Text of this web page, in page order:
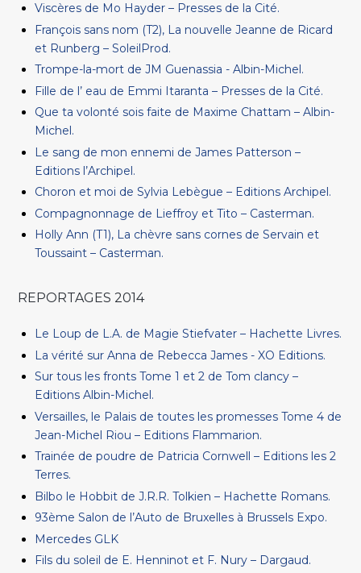
Viscères de Mo Hayder – Presses de la Cité.
François sans nom (T2), La nouvelle Jeanne de Ricard
et Runberg – SoleilProd.
Trompe-la-mort de JM Guenassia - Albin-Michel.
Fille de l’ eau de Emmi Itaranta – Presses de la Cité.
Que ta volonté sois faite de Maxime Chattam – Albin-
Michel.
Le sang de mon ennemi de James Patterson –
Editions l’Archipel.
Choron et moi de Sylvia Lebègue – Editions Archipel.
Compagnonnage de Lieffroy et Tito – Casterman.
Holly Ann (T1), La chèvre sans cornes de Servain et
Toussaint – Casterman.
REPORTAGES 2014
Le Loup de L.A. de Magie Stiefvater – Hachette Livres.
La vérité sur Anna de Rebecca James - XO Editions.
Sur tous les fronts Tome 1 et 2 de Tom clancy –
Editions Albin-Michel.
Versailles, le Palais de toutes les promesses Tome 4 de
Jean-Michel Riou – Editions Flammarion.
Trainée de poudre de Patricia Cornwell – Editions les 2
Terres.
Bilbo le Hobbit de J.R.R. Tolkien – Hachette Romans.
93ème Salon de l’Auto de Bruxelles à Brussels Expo.
Mercedes GLK
Fils du soleil de E. Henninot et F. Nury – Dargaud.